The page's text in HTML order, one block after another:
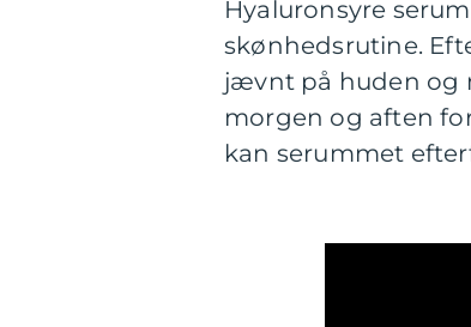
Hyaluronsyre
skønhedsrutine.
jævnt på huden og
morgen og aften
kan serummet